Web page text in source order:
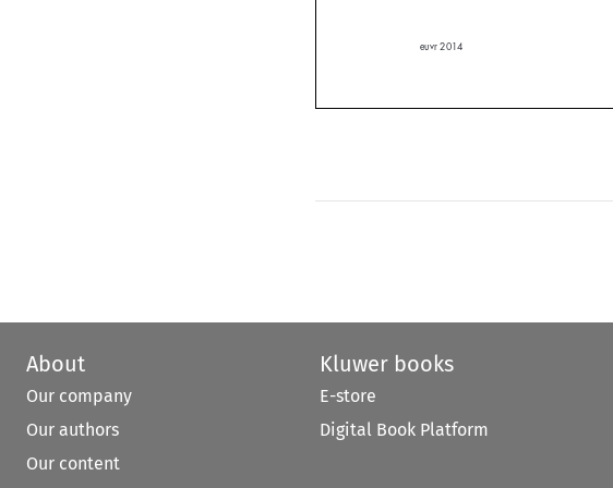

About
Our company
Our authors
Our content
Kluwer books
E-store
Digital Book Platform